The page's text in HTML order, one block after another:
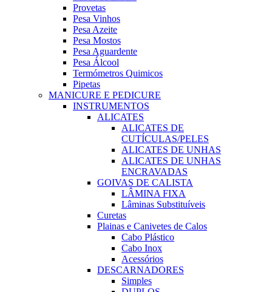
Provetas
Pesa Vinhos
Pesa Azeite
Pesa Mostos
Pesa Aguardente
Pesa Álcool
Termómetros Quimicos
Pipetas
MANICURE E PEDICURE
INSTRUMENTOS
ALICATES
ALICATES DE
CUTÍCULAS/PELES
ALICATES DE UNHAS
ALICATES DE UNHAS
ENCRAVADAS
GOIVAS DE CALISTA
LÂMINA FIXA
Lâminas Substituíveis
Curetas
Plainas e Canivetes de Calos
Cabo Plástico
Cabo Inox
Acessórios
DESCARNADORES
Simples